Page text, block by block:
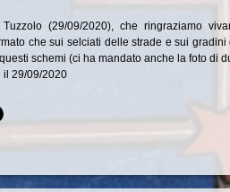
(29/09/2020), che ringraziamo
che sui selciati delle strade e sui
schemi (ci ha mandato anche la foto di
il 29/09/2020